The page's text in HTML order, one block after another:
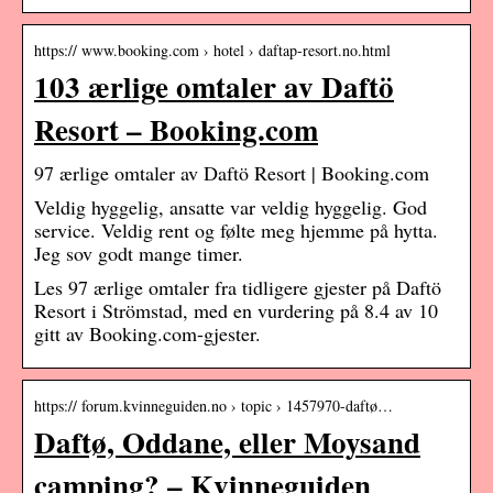
https:// www.booking.com › hotel › daftap-resort.no.html
103 ærlige omtaler av Daftö
Resort – Booking.com
97 ærlige omtaler av Daftö Resort | Booking.com
Veldig hyggelig, ansatte var veldig hyggelig. God
service. Veldig rent og følte meg hjemme på hytta.
Jeg sov godt mange timer.
Les 97 ærlige omtaler fra tidligere gjester på Daftö
Resort i Strömstad, med en vurdering på 8.4 av 10
gitt av Booking.com-gjester.
https:// forum.kvinneguiden.no › topic › 1457970-daftø…
Daftø, Oddane, eller Moysand